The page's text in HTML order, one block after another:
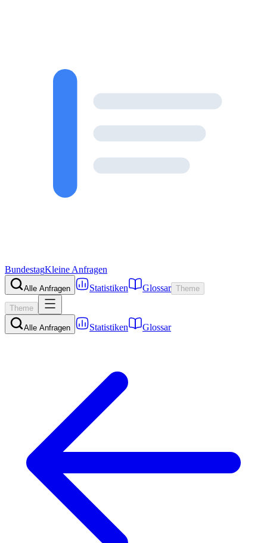
BundestagKleine Anfragen
Alle Anfragen Statistiken Glossar Theme
Theme
Alle Anfragen Statistiken Glossar